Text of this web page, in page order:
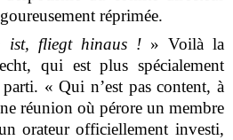
réprimée.
ist, fliegt hinaus !» Voilà la
qui est plus spécialement
« Qui n’est pas content, à
réunion où pérore un membre
orateur officiellement investi,